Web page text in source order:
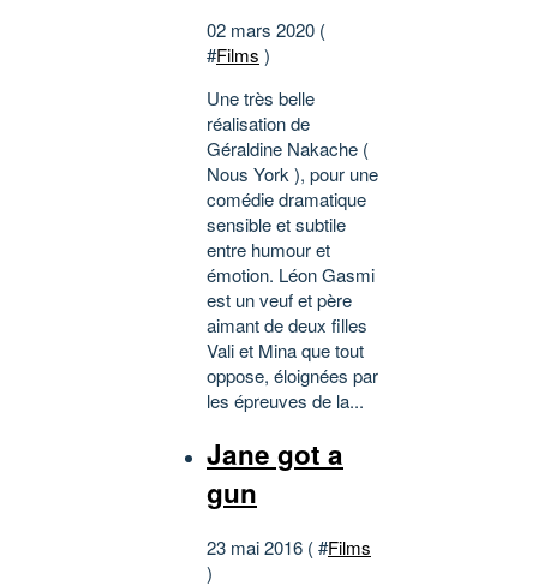
02 mars 2020 (
#Films )
Une très belle
réalisation de
Géraldine Nakache (
Nous York ), pour une
comédie dramatique
sensible et subtile
entre humour et
émotion. Léon Gasmi
est un veuf et père
aimant de deux filles
Vali et Mina que tout
oppose, éloignées par
les épreuves de la...
Jane got a
gun
23 mai 2016 ( #Films
)